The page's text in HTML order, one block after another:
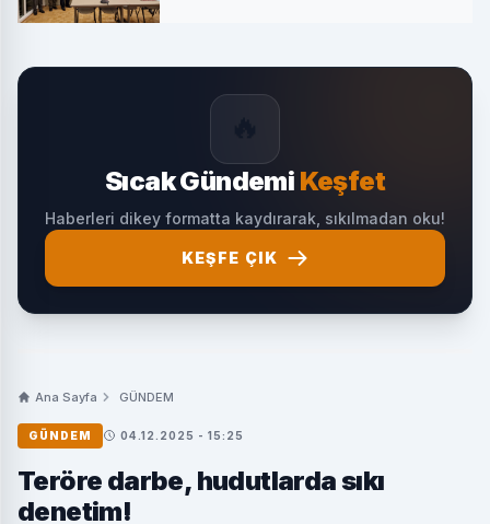
Sıcak Gündemi Keşfet
Haberleri dikey formatta kaydırarak, sıkılmadan oku!
KEŞFE ÇIK
Ana Sayfa GÜNDEM
GÜNDEM 04.12.2025 - 15:25
Teröre darbe, hudutlarda sıkı
denetim!